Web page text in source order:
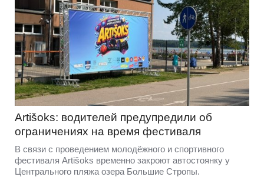
Artišoks: водителей предупредили об
ограничениях на время фестиваля
В связи с проведением молодёжного и спортивного
фестиваля Artišoks временно закроют автостоянку у
Центрального пляжа озера Большие Стропы.